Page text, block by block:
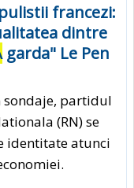
francezi:
dintre
garda" Le Pen
sondaje, partidul
(RN) se
identitate atunci